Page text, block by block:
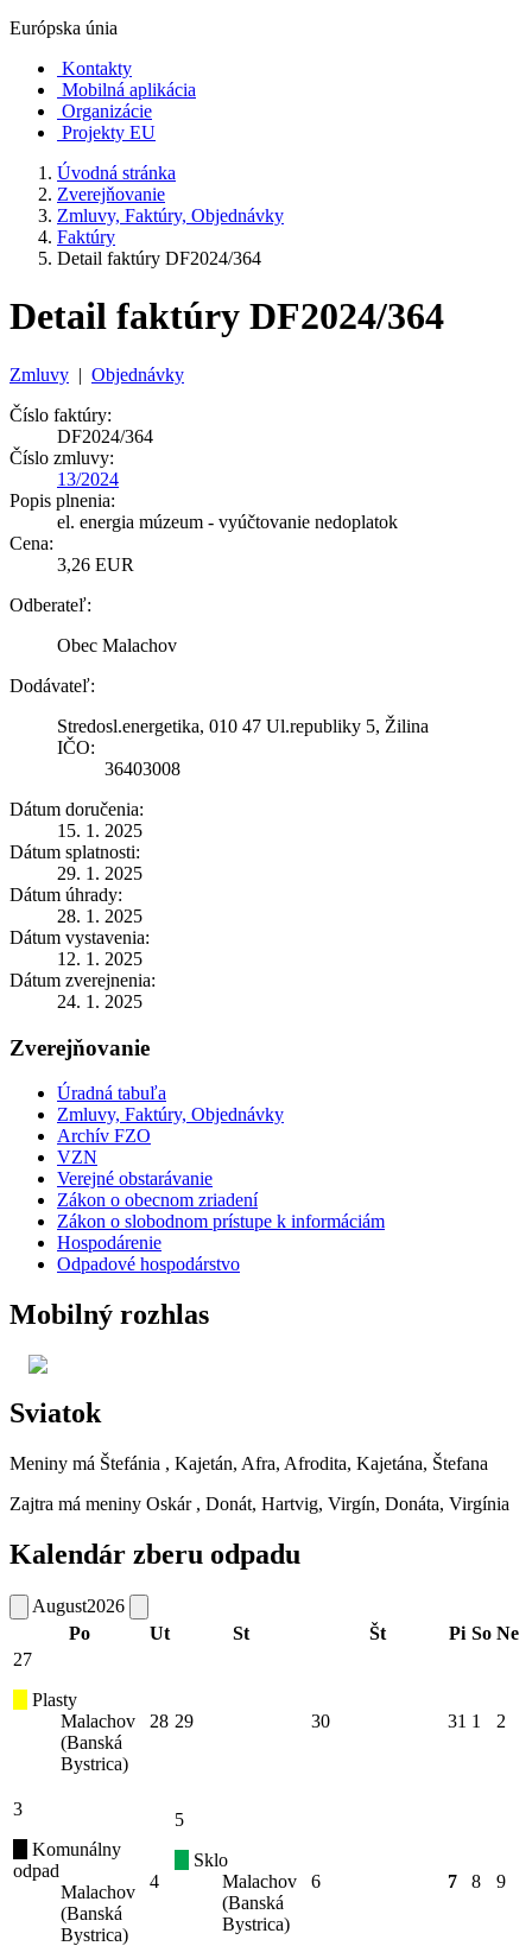
Európska únia
Kontakty
Mobilná aplikácia
Organizácie
Projekty EU
Úvodná stránka
Zverejňovanie
Zmluvy, Faktúry, Objednávky
Faktúry
Detail faktúry DF2024/364
Detail faktúry DF2024/364
Zmluvy | Objednávky
Číslo faktúry:
DF2024/364
Číslo zmluvy:
13/2024
Popis plnenia:
el. energia múzeum - vyúčtovanie nedoplatok
Cena:
3,26 EUR
Odberateľ:
Obec Malachov
Dodávateľ:
Stredosl.energetika, 010 47 Ul.republiky 5, Žilina
IČO:
36403008
Dátum doručenia:
15. 1. 2025
Dátum splatnosti:
29. 1. 2025
Dátum úhrady:
28. 1. 2025
Dátum vystavenia:
12. 1. 2025
Dátum zverejnenia:
24. 1. 2025
Zverejňovanie
Úradná tabuľa
Zmluvy, Faktúry, Objednávky
Archív FZO
VZN
Verejné obstarávanie
Zákon o obecnom zriadení
Zákon o slobodnom prístupe k informáciám
Hospodárenie
Odpadové hospodárstvo
Mobilný rozhlas
Sviatok
Meniny má Štefánia , Kajetán, Afra, Afrodita, Kajetána, Štefana
Zajtra má meniny Oskár , Donát, Hartvig, Virgín, Donáta, Virgínia
Kalendár zberu odpadu
August2026
Po
Ut St Št Pi So Ne
27
Plasty
Malachov
(Banská
Bystrica)
28 29 30 31 1 2
3
Komunálny
odpad
Malachov
(Banská
Bystrica)
4
5
Sklo
Malachov
(Banská
Bystrica)
6 7 8 9